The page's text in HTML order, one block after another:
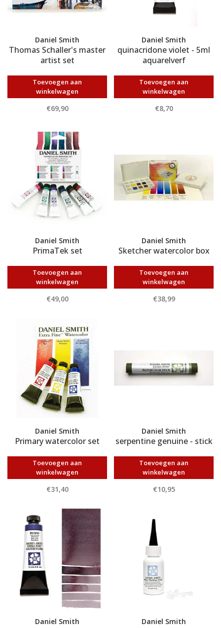
Daniel Smith
Thomas Schaller's master
artist set
Toevoegen aan
winkelwagen
€69,90
Daniel Smith
quinacridone violet - 5ml
aquarelverf
Toevoegen aan
winkelwagen
€8,70
Daniel Smith
PrimaTek set
Toevoegen aan
winkelwagen
€49,00
Daniel Smith
Sketcher watercolor box
Toevoegen aan
winkelwagen
€38,99
Daniel Smith
Primary watercolor set
Toevoegen aan
winkelwagen
€31,40
Daniel Smith
serpentine genuine - stick
Toevoegen aan
winkelwagen
€10,95
Daniel Smith Daniel Smith